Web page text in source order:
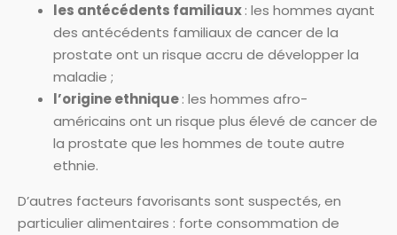
les antécédents familiaux: les hommes ayant
des antécédents familiaux de cancer de la
prostate ont un risque accru de développer la
maladie ;
l’origine ethnique: les hommes afro-
américains ont un risque plus élevé de cancer de
la prostate que les hommes de toute autre
ethnie.
D’autres facteurs favorisants sont suspectés, en
particulier alimentaires : forte consommation de